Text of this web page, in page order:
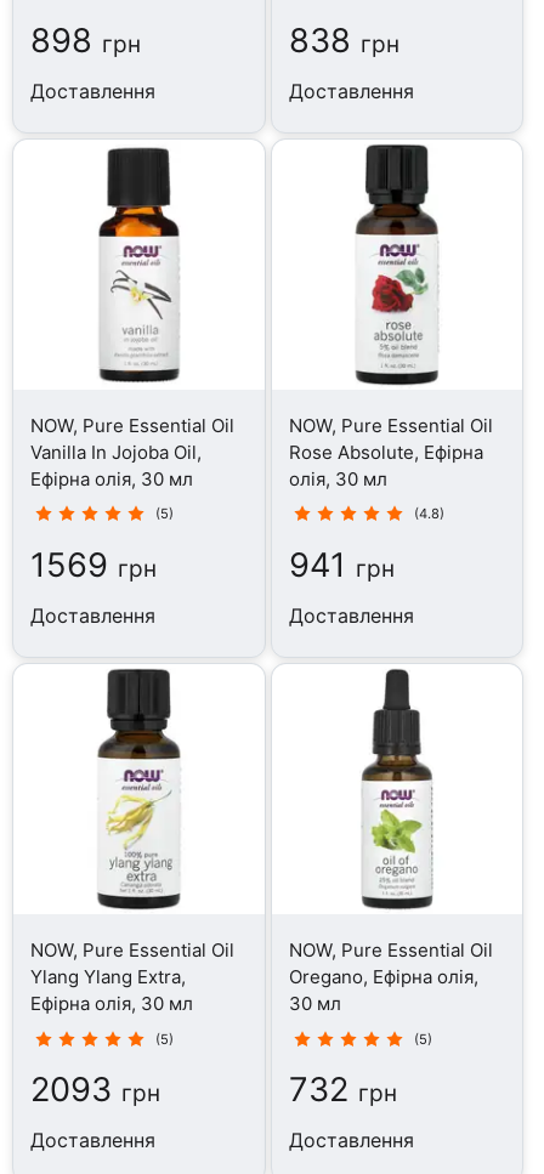
898 грн
Доставлення
838 грн
Доставлення
NOW, Pure Essential Oil
Vanilla In Jojoba Oil,
Ефірна олія, 30 мл
(5)
1569 грн
Доставлення
NOW, Pure Essential Oil
Rose Absolute, Ефірна
олія, 30 мл
(4.8)
941 грн
Доставлення
NOW, Pure Essential Oil
Ylang Ylang Extra,
Ефірна олія, 30 мл
(5)
2093 грн
Доставлення
NOW, Pure Essential Oil
Oregano, Ефірна олія,
30 мл
(5)
732 грн
Доставлення